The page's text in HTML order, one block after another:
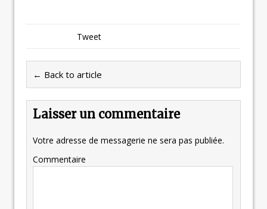
Tweet
← Back to article
Laisser un commentaire
Votre adresse de messagerie ne sera pas publiée.
Commentaire